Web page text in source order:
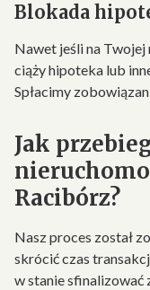
Blokada
Nawet jeśli na
ciąży hipoteka lub
Spłacimy
Jak
Racibórz?
Nasz proces został
skrócić czas
w stanie sfinalizować